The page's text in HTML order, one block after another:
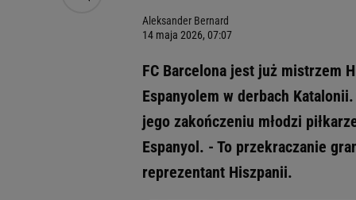
Aleksander Bernard
14 maja 2026, 07:07
FC Barcelona jest już mistrzem
Espanyolem w derbach
jego zakończeniu młodzi
Espanyol. - To przekraczanie
reprezentant Hiszpanii.